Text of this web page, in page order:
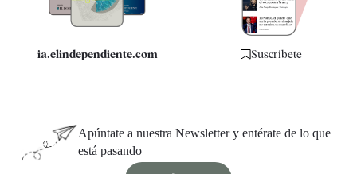
ia.elindependiente.com Suscríbete
Apúntate a nuestra Newsletter y entérate de lo que
está pasando